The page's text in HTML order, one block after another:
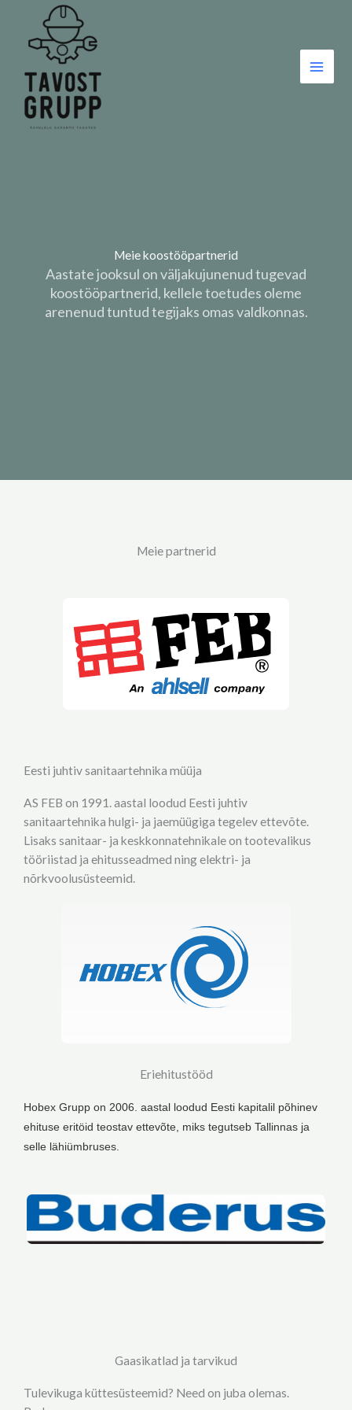
content
Meie koostööpartnerid
Aastate jooksul on väljakujunenud tugevad
koostööpartnerid, kellele toetudes oleme
arenenud tuntud tegijaks omas valdkonnas.
Meie partnerid
Eesti juhtiv sanitaartehnika müüja
AS FEB on 1991. aastal loodud Eesti juhtiv
sanitaartehnika hulgi- ja jaemüügiga tegelev ettevõte.
Lisaks sanitaar- ja keskkonnatehnikale on tootevalikus
tööriistad ja ehitusseadmed ning elektri- ja
nõrkvoolusüsteemid.
Eriehitustööd
Hobex Grupp on 2006. aastal loodud Eesti kapitalil põhinev
ehituse eritöid teostav ettevõte, miks tegutseb Tallinnas ja
selle lähiümbruses.
Gaasikatlad ja tarvikud
Tulevikuga küttesüsteemid? Need on juba olemas.